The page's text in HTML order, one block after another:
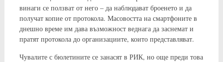
винаги се ползват от него – да наблюдават броенето и да
получат копие от протокола. Масовостта на смартфоните в
днешно време им дава възможност веднага да заснемат и
пратят протокола до организациите, които представляват.
Чувалите с бюлетините се занасят в РИК, но още преди това